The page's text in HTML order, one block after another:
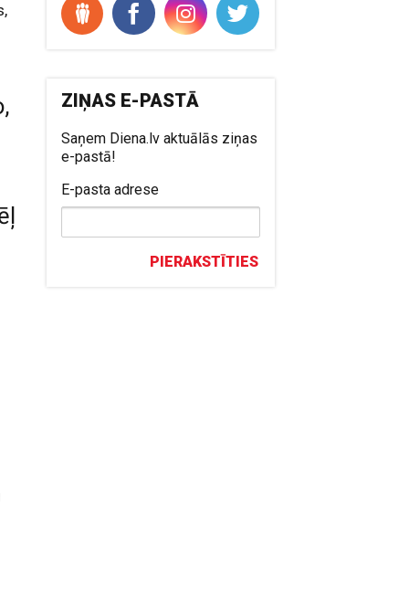
ZIŅAS E-PASTĀ
Saņem Diena.lv aktuālās ziņas
e-pastā!
E-pasta adrese
PIERAKSTĪTIES